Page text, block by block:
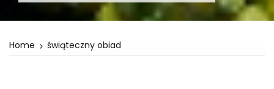
Home świąteczny obiad